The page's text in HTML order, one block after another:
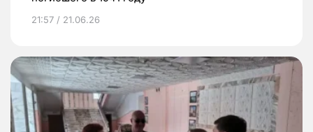
21:57 / 21.06.26